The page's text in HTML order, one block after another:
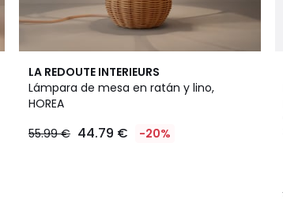
LA REDOUTE INTERIEURS
Lámpara de mesa en ratán y lino,
HOREA
55.99 € 44.79 € -20%